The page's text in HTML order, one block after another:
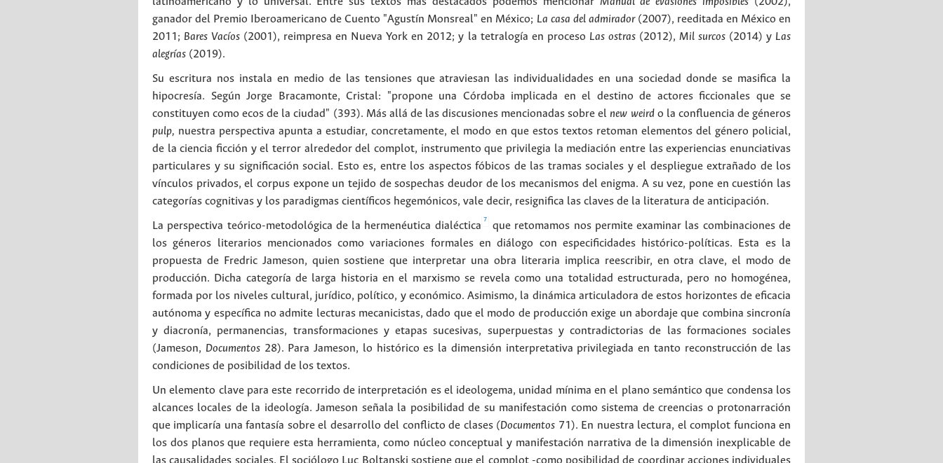
ganador del Premio Iberoamericano de Cuento "Agustín Monsreal" en México; La casa del admirador(2007), reeditada en México en
2011; Bares Vacíos (2001), reimpresa en Nueva York en 2012; y la tetralogía en proceso Las ostras(2012), Mil surcos(2014) y Las
alegrías (2019).
Su escritura nos instala en medio de las tensiones que atraviesan las individualidades en una sociedad donde se masifica la
hipocresía. Según Jorge Bracamonte, Cristal: "propone una Córdoba implicada en el destino de actores ficcionales que se
constituyen como ecos de la ciudad" (393). Más allá de las discusiones mencionadas sobre el new weirdo la confluencia de géneros
pulp, nuestra perspectiva apunta a estudiar, concretamente, el modo en que estos textos retoman elementos del género policial,
de la ciencia ficción y el terror alrededor del complot, instrumento que privilegia la mediación entre las experiencias enunciativas
particulares y su significación social. Esto es, entre los aspectos fóbicos de las tramas sociales y el despliegue extrañado de los
vínculos privados, el corpus expone un tejido de sospechas deudor de los mecanismos del enigma. A su vez, pone en cuestión las
categorías cognitivas y los paradigmas científicos hegemónicos, vale decir, resignifica las claves de la literatura de anticipación.
La perspectiva teórico-metodológica de la hermenéutica dialéctica
7
que retomamos nos permite examinar las combinaciones de
los géneros literarios mencionados como variaciones formales en diálogo con especificidades histórico-políticas. Esta es la
propuesta de Fredric Jameson, quien sostiene que interpretar una obra literaria implica reescribir, en otra clave, el modo de
producción. Dicha categoría de larga historia en el marxismo se revela como una totalidad estructurada, pero no homogénea,
formada por los niveles cultural, jurídico, político, y económico. Asimismo, la dinámica articuladora de estos horizontes de eficacia
autónoma y específica no admite lecturas mecanicistas, dado que el modo de producción exige un abordaje que combina sincronía
y diacronía, permanencias, transformaciones y etapas sucesivas, superpuestas y contradictorias de las formaciones sociales
(Jameson, Documentos28). Para Jameson, lo histórico es la dimensión interpretativa privilegiada en tanto reconstrucción de las
condiciones de posibilidad de los textos.
Un elemento clave para este recorrido de interpretación es el ideologema, unidad mínima en el plano semántico que condensa los
alcances locales de la ideología. Jameson señala la posibilidad de su manifestación como sistema de creencias o protonarración
que implicaría una fantasía sobre el desarrollo del conflicto de clases (Documentos 71). En nuestra lectura, el complot funciona en
los dos planos que requiere esta herramienta, como núcleo conceptual y manifestación narrativa de la dimensión inexplicable de
las causalidades sociales. El sociólogo Luc Boltanski sostiene que el complot -como posibilidad de coordinar acciones individuales